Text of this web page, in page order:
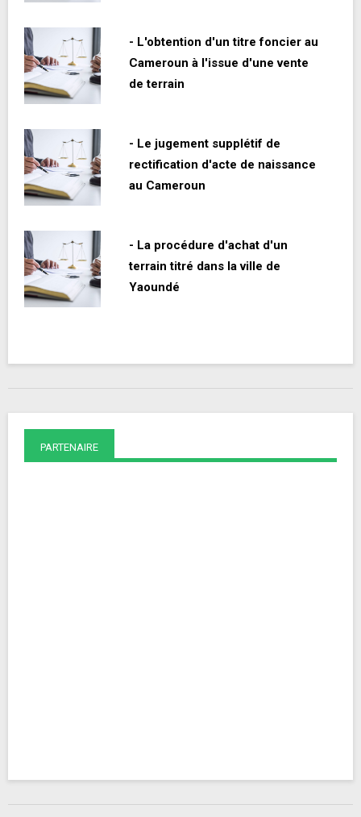
- L'obtention d'un titre foncier au
Cameroun à l'issue d'une vente
de terrain
- Le jugement supplétif de
rectification d'acte de naissance
au Cameroun
- La procédure d'achat d'un
terrain titré dans la ville de
Yaoundé
PARTENAIRE